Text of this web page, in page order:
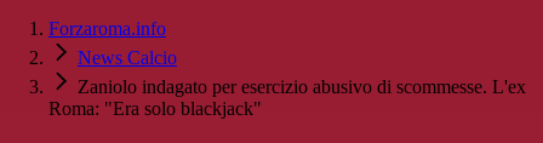
Forzaroma.info
News Calcio
Zaniolo indagato per esercizio abusivo di scommesse. L'ex
Roma: "Era solo blackjack"